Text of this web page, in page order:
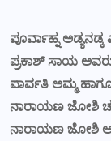
ಪೂರ್ವಾಹ್ನ
ಪ್ರಕಾಶ್ ಸಾಯ
ಪಾರ್ವತಿ ಅಮ್ಮ
ನಾರಾಯಣ ಜೋಶಿ
ನಾರಾಯಣ ಜೋಶಿ